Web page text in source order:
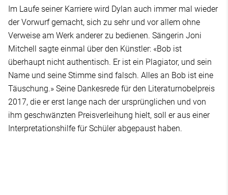
Im Laufe seiner Karriere wird Dylan auch immer mal wieder
der Vorwurf gemacht, sich zu sehr und vor allem ohne
Verweise am Werk anderer zu bedienen. Sängerin Joni
Mitchell sagte einmal über den Künstler: «Bob ist
überhaupt nicht authentisch. Er ist ein Plagiator, und sein
Name und seine Stimme sind falsch. Alles an Bob ist eine
Täuschung.» Seine Dankesrede für den Literaturnobelpreis
2017, die er erst lange nach der ursprünglichen und von
ihm geschwänzten Preisverleihung hielt, soll er aus einer
Interpretationshilfe für Schüler abgepaust haben.